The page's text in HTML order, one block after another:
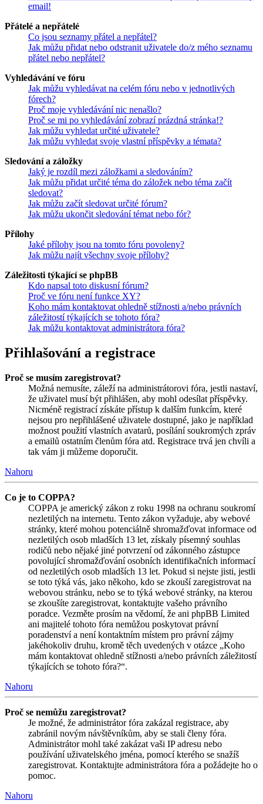
email!
Přátelé a nepřátelé
Co jsou seznamy přátel a nepřátel?
Jak můžu přidat nebo odstranit uživatele do/z mého seznamu
přátel nebo nepřátel?
Vyhledávání ve fóru
Jak můžu vyhledávat na celém fóru nebo v jednotlivých
fórech?
Proč moje vyhledávání nic nenašlo?
Proč se mi po vyhledávání zobrazí prázdná stránka!?
Jak můžu vyhledat určité uživatele?
Jak můžu vyhledat svoje vlastní příspěvky a témata?
Sledování a záložky
Jaký je rozdíl mezi záložkami a sledováním?
Jak můžu přidat určité téma do záložek nebo téma začít
sledovat?
Jak můžu začít sledovat určité fórum?
Jak můžu ukončit sledování témat nebo fór?
Přílohy
Jaké přílohy jsou na tomto fóru povoleny?
Jak můžu najít všechny svoje přílohy?
Záležitosti týkající se phpBB
Kdo napsal toto diskusní fórum?
Proč ve fóru není funkce XY?
Koho mám kontaktovat ohledně stížnosti a/nebo právních
záležitostí týkajících se tohoto fóra?
Jak můžu kontaktovat administrátora fóra?
Přihlašování a registrace
Proč se musím zaregistrovat?
Možná nemusíte, záleží na administrátorovi fóra, jestli nastaví,
že uživatel musí být přihlášen, aby mohl odesílat příspěvky.
Nicméně registrací získáte přístup k dalším funkcím, které
nejsou pro nepřihlášené uživatele dostupné, jako je například
možnost použití vlastních avatarů, posílání soukromých zpráv
a emailů ostatním členům fóra atd. Registrace trvá jen chvíli a
tak vám ji můžeme doporučit.
Nahoru
Co je to COPPA?
COPPA je americký zákon z roku 1998 na ochranu soukromí
nezletilých na internetu. Tento zákon vyžaduje, aby webové
stránky, které mohou potenciálně shromažďovat informace od
nezletilých osob mladších 13 let, získaly písemný souhlas
rodičů nebo nějaké jiné potvrzení od zákonného zástupce
povolující shromažďování osobních identifikačních informací
od nezletilých osob mladších 13 let. Pokud si nejste jisti, jestli
se toto týká vás, jako někoho, kdo se zkouší zaregistrovat na
webovou stránku, nebo se to týká webové stránky, na kterou
se zkoušíte zaregistrovat, kontaktujte vašeho právního
poradce. Vezměte prosím na vědomí, že ani phpBB Limited
ani majitelé tohoto fóra nemůžou poskytovat právní
poradenství a není kontaktním místem pro právní zájmy
jakéhokoliv druhu, kromě těch uvedených v otázce „Koho
mám kontaktovat ohledně stížnosti a/nebo právních záležitostí
týkajících se tohoto fóra?“.
Nahoru
Proč se nemůžu zaregistrovat?
Je možné, že administrátor fóra zakázal registrace, aby
zabránil novým návštěvníkům, aby se stali členy fóra.
Administrátor mohl také zakázat vaši IP adresu nebo
používání uživatelského jména, pomocí kterého se snažíš
zaregistrovat. Kontaktujte administrátora fóra a požádejte ho o
pomoc.
Nahoru